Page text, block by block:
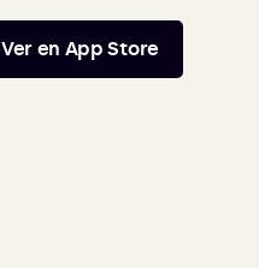
Ver en App Store